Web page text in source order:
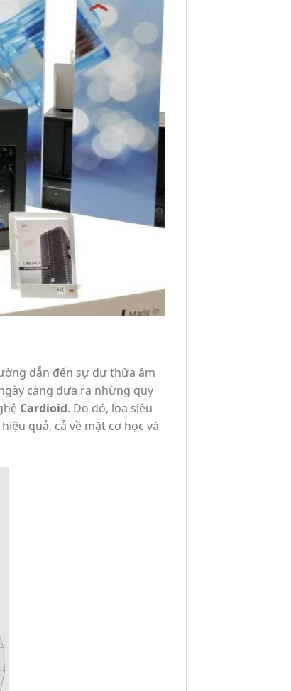
dẫn đến sự dư thừa âm
càng đưa ra những quy
Cardioid. Do đó, loa siêu
hiệu quả, cả về mặt cơ học và